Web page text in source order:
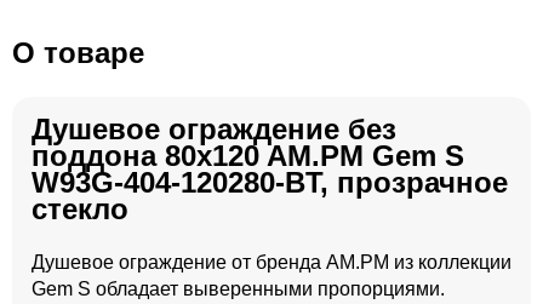
О товаре
Душевое ограждение без
поддона 80x120 AM.PM Gem S
W93G-404-120280-BT, прозрачное
стекло
Душевое ограждение от бренда AM.PM из коллекции
Gem S обладает выверенными пропорциями.